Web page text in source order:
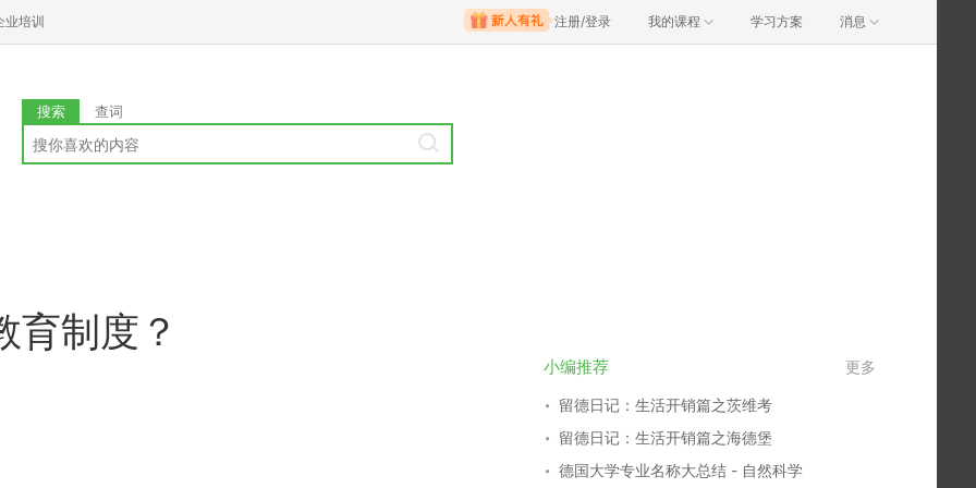
业培训 注册/登录 我的课程 学习方案 消息
搜索 查词
育制度？
小编推荐 更多
留德日记：生活开销篇之茨维考
留德日记：生活开销篇之海德堡
德国大学专业名称大总结 - 自然科学